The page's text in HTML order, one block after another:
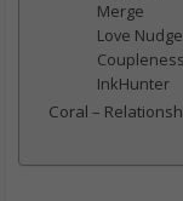
Merge
Love Nudge
Coupleness
InkHunter
Coral –